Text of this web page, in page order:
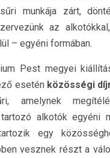
munkája zárt,
az
– egyéni formában.
Pest megyei
esetén közösségi
amelynek
alkotók egyéni
egy
vesznek részt a